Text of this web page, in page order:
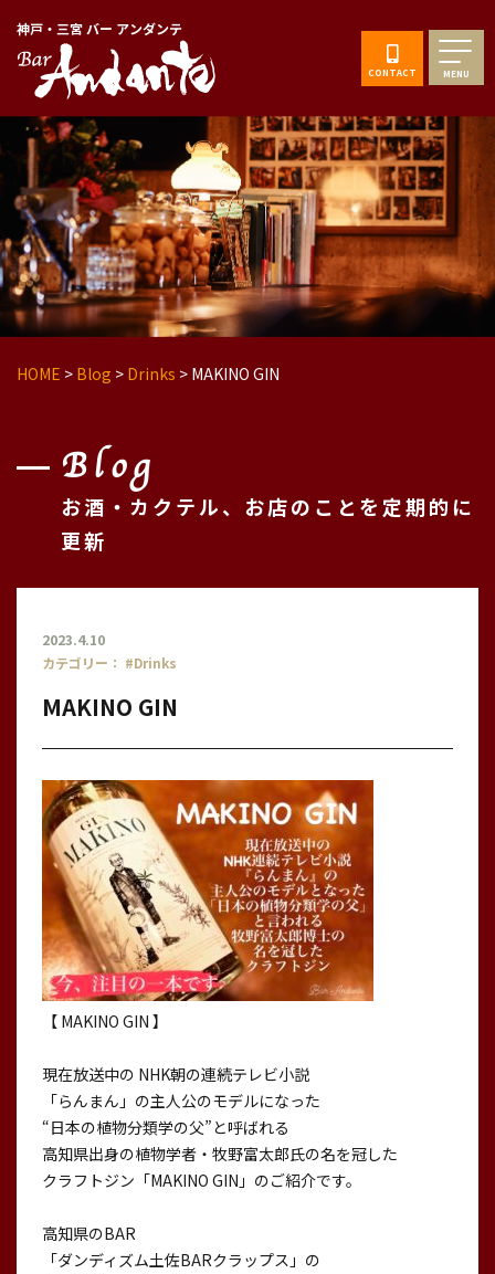
神戸・三宮 バー アンダンテ
CONTACT MENU
HOME > Blog > Drinks > MAKINO GIN
Blog
お酒・カクテル、お店のことを定期的に
更新
2023.4.10
カテゴリー： #Drinks
MAKINO GIN
【 MAKINO GIN 】
現在放送中の NHK朝の連続テレビ小説
「らんまん」の主人公のモデルになった
“日本の植物分類学の父”と呼ばれる
高知県出身の植物学者・牧野富太郎氏の名を冠した
クラフトジン「MAKINO GIN」のご紹介です。
高知県のBAR
「ダンディズム土佐BARクラップス」の